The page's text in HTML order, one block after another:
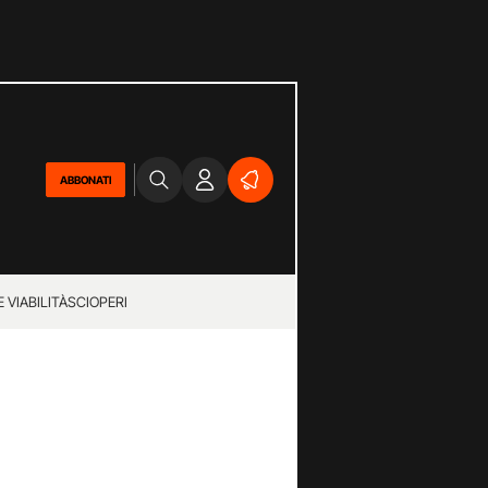
ABBONATI
VIABILITÀSCIOPERI